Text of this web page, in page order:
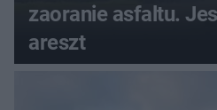
zaoranie asfaltu.
areszt